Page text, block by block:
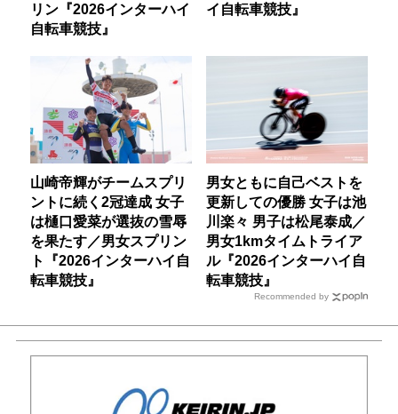
リン『2026インターハイ
自転車競技』
イ自転車競技』
山崎帝輝がチームスプリ
ントに続く2冠達成 女子
は樋口愛菜が選抜の雪辱
を果たす／男女スプリン
ト『2026インターハイ自
転車競技』
男女ともに自己ベストを
更新しての優勝 女子は池
川楽々 男子は松尾泰成／
男女1kmタイムトライア
ル『2026インターハイ自
転車競技』
Recommended by